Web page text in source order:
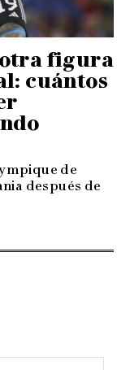
figura
cuántos
de
después de